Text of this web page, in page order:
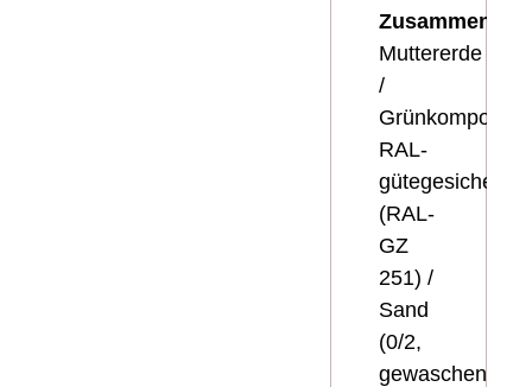
Muttererde
/
Grünkompost;
RAL-
gütegesichert
(RAL-
GZ
251) /
Sand
(0/2,
gewaschen)